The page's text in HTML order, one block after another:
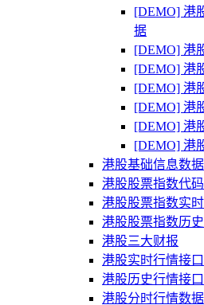
[DEMO] 港
据
[DEMO] 港
[DEMO] 港
[DEMO] 港
[DEMO] 港
[DEMO] 港
[DEMO] 港
港股基础信息数据
港股股票指数代
港股股票指数实
港股股票指数历
港股三大财报
港股实时行情接口
港股历史行情接口
港股分时行情数据